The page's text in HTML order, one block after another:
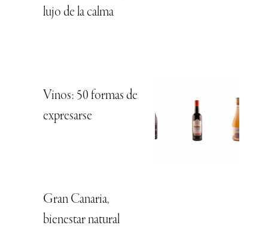
lujo de la calma
Vinos: 50 formas de
expresarse
Gran Canaria,
bienestar natural